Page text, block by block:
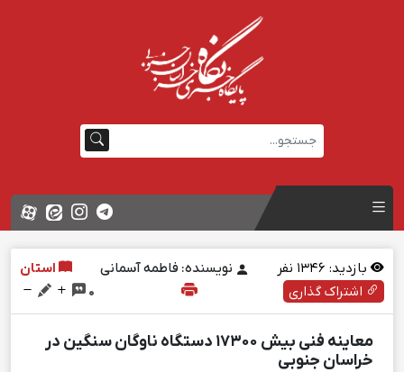
بازدید: نفر نویسنده: فاطمه آسمانی
استان
اشتراک گذاری
0
معاینه فنی بیش ۱۷۳۰۰ دستگاه ناوگان سنگین در
خراسان جنوبی